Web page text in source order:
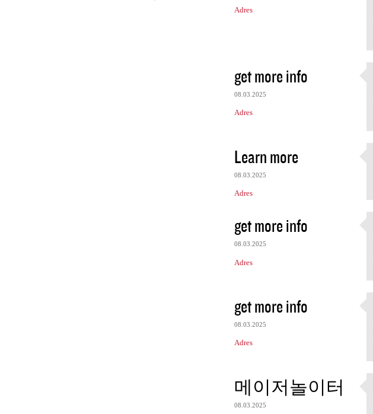
Adres
get more info
08.03.2025
Adres
Learn more
08.03.2025
Adres
get more info
08.03.2025
Adres
get more info
08.03.2025
Adres
메이저놀이터
08.03.2025